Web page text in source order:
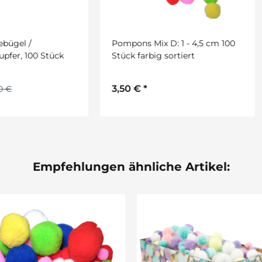
Mix D: 1 - 4,5 cm 100
farbig sortiert
€
Holzspitze für Schultüte
h.55 mm, d.: 20 mm
Empfehlungen ähnliche Artikel: